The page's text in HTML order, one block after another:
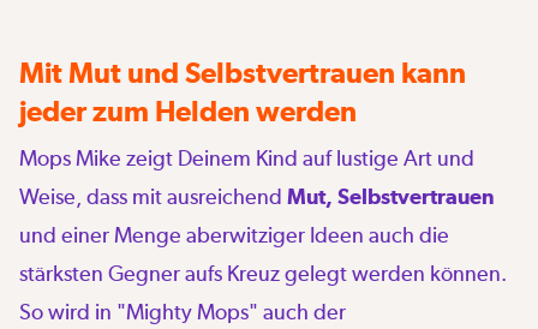
Mit Mut und Selbstvertrauen kann
jeder zum Helden werden
Mops Mike zeigt Deinem Kind auf lustige Art und
Weise, dass mit ausreichend Mut, Selbstvertrauen
und einer Menge aberwitziger Ideen auch die
stärksten Gegner aufs Kreuz gelegt werden können.
So wird in "Mighty Mops" auch der